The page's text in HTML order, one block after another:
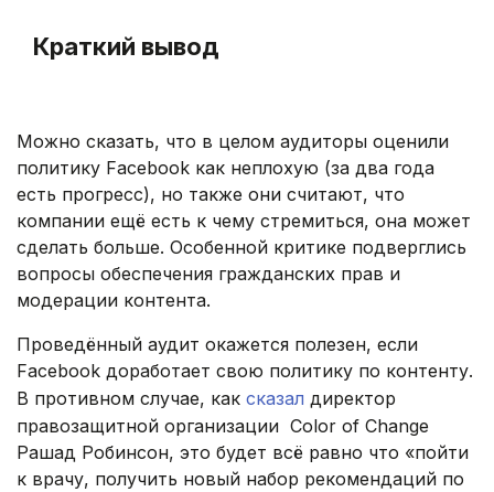
Краткий вывод
Можно сказать, что в целом аудиторы оценили
политику Facebook как неплохую (за два года
есть прогресс), но также они считают, что
компании ещё есть к чему стремиться, она может
сделать больше. Особенной критике подверглись
вопросы обеспечения гражданских прав и
модерации контента.
Проведённый аудит окажется полезен, если
Facebook доработает свою политику по контенту.
В противном случае, как сказал директор
правозащитной организации Color of Change
Рашад Робинсон, это будет всё равно что «пойти
к врачу, получить новый набор рекомендаций по